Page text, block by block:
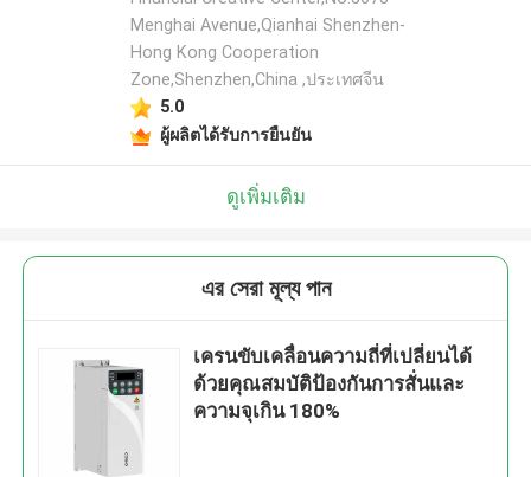
Menghai Avenue,Qianhai Shenzhen-
Hong Kong Cooperation
Zone,Shenzhen,China ,ประเทศจีน
5.0
ผู้ผลิตได้รับการยืนยัน
ดูเพิ่มเติม
এর সেরা মূল্য পান
เครนขับเคลื่อนความถี่ที่เปลี่ยนได้
ด้วยคุณสมบัติป้องกันการสั่นและ
ความจุเกิน 180%